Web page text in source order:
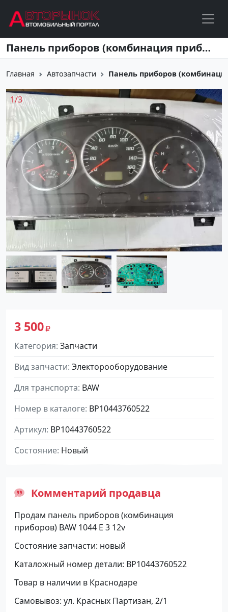
Перейти к основному содержанию Панель приборов (комбинация приборов) BAW 1044 Е 3 12v Краснодар
Главная Автозапчасти Панель приборов
3 500
Категория Запчасти
Вид запчасти Электорооборудование
Для транспорта BAW
Номер в каталоге BP10443760522
Артикул BP10443760522
Состояние Новый
1/3
Комментарий продавца
Продам панель приборов (комбинация
приборов) BAW 1044 Е 3 12v
Состояние запчасти: новый
Каталожный номер детали: BP10443760522
Товар в наличии в Краснодаре
Самовывоз: ул. Красных Партизан, 2/1